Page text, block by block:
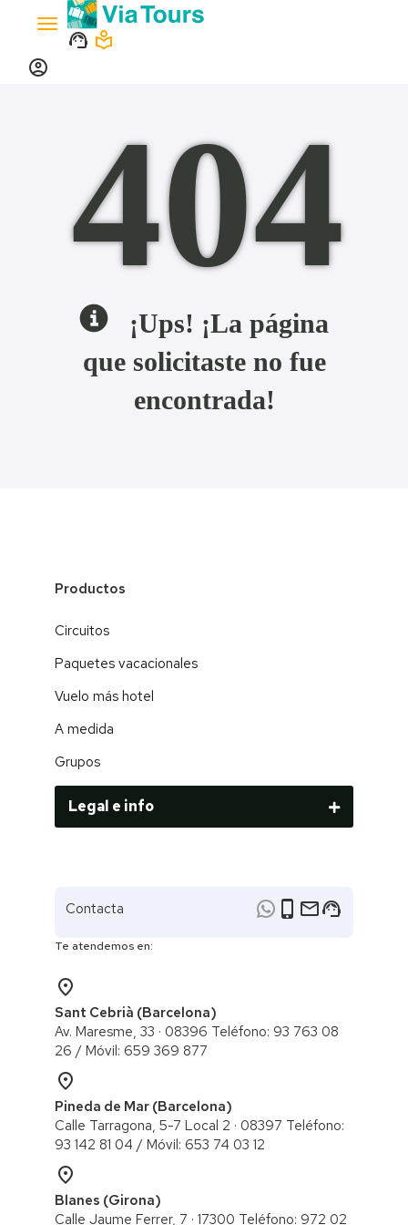
Toggle
navigation
support_agent local_library
account_circle
404
¡Ups! ¡La página
que solicitaste no fue
encontrada!
Productos
Circuitos
Paquetes vacacionales
Vuelo más hotel
A medida
Grupos
Legal e info
Contacta phone_iphone emailsupport_agent
Te atendemos en:
place
Sant Cebrià (Barcelona)
Av. Maresme, 33 · 08396 Teléfono: 93 763 08
26 / ​Móvil: 659 369 877
place
Pineda de Mar (Barcelona)
Calle Tarragona, 5-7 Local 2 · 08397 Teléfono:
93 142 81 04 / Móvil: 653 74 03 12
place
Blanes (Girona)
Calle Jaume Ferrer, 7 · 17300 Teléfono: 972 02